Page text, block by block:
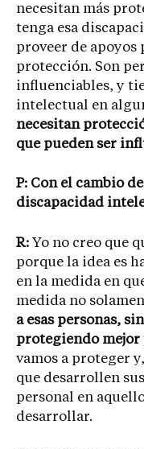
necesitan más
tenga esa
proveer de apoyos
protección. Son
influenciables, y
intelectual en
necesitan
que pueden ser
P: Con el cambio
discapacidad
R: Yo no creo que
porque la idea es
en la medida en
medida no
a esas personas,
protegiendo mejor
vamos a proteger
que desarrollen
personal en
desarrollar.